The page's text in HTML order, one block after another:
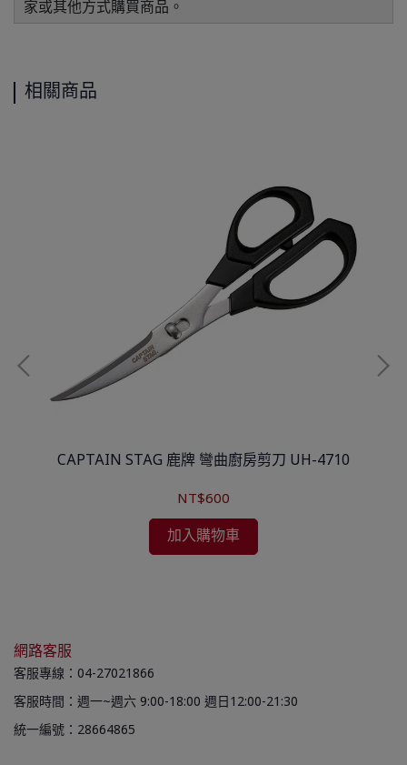
家或其他方式購買商品。
相關商品
CAPTAIN STAG 鹿牌 彎曲廚房剪刀 UH-4710
NT$600
加入購物車
網路客服
客服專線：04-27021866
客服時間：週一~週六 9:00-18:00 週日12:00-21:30
統一編號：28664865